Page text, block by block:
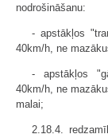
nodrošināšanu:
- apstākļos
40km/h, ne
- apstākļos
40km/h, ne
malai;
2.18.4.